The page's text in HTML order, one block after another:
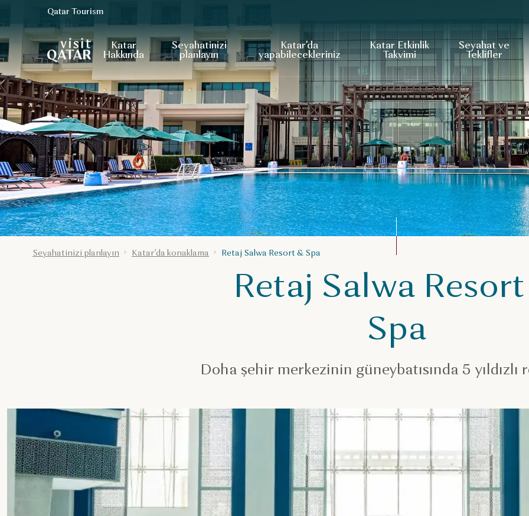
VisitQatar Ana Sayfası
Qatar Tourism
Katar
Hakkında
Seyahatinizi
planlayın
Katar’da
yapabilecekleriniz
Katar Etkinlik
Takvimi
Seyahat ve
Teklifler
Seyahatinizi planlayın Katar’da konaklama Retaj Salwa Resort & Spa
Retaj Salwa
Spa
Doha şehir merkezinin güneybatısında 5 yıldızlı